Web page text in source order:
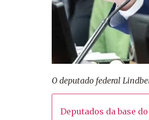
O deputado federal
Deputados da base